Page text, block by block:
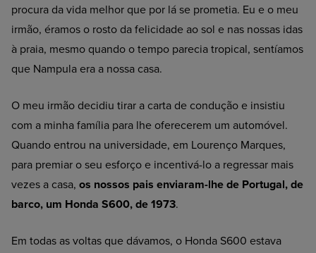
procura da vida melhor que por lá se prometia. Eu e o meu
irmão, éramos o rosto da felicidade ao sol e nas nossas idas
à praia, mesmo quando o tempo parecia tropical, sentíamos
que Nampula era a nossa casa.
O meu irmão decidiu tirar a carta de condução e insistiu
com a minha família para lhe oferecerem um automóvel.
Quando entrou na universidade, em Lourenço Marques,
para premiar o seu esforço e incentivá-lo a regressar mais
vezes a casa, os nossos pais enviaram-lhe de Portugal, de
barco, um Honda S600, de 1973.
Em todas as voltas que dávamos, o Honda S600 estava